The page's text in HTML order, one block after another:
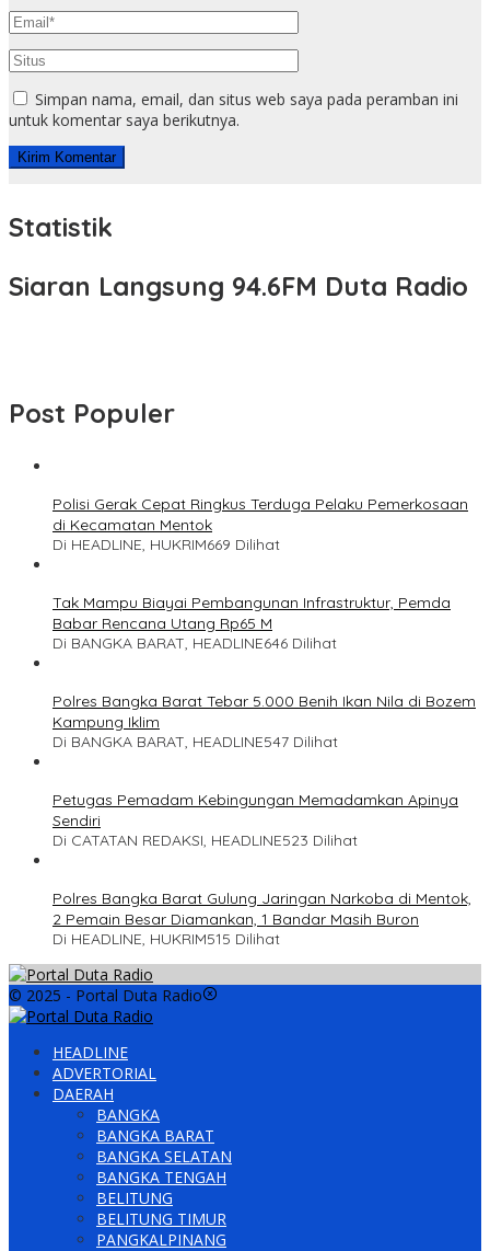
Simpan nama, email, dan situs web saya pada peramban ini
untuk komentar saya berikutnya.
Statistik
Siaran Langsung 94.6FM Duta Radio
Post Populer
Polisi Gerak Cepat Ringkus Terduga Pelaku Pemerkosaan
di Kecamatan Mentok
Di HEADLINE, HUKRIM669 Dilihat
Tak Mampu Biayai Pembangunan Infrastruktur, Pemda
Babar Rencana Utang Rp65 M
Di BANGKA BARAT, HEADLINE646 Dilihat
Polres Bangka Barat Tebar 5.000 Benih Ikan Nila di Bozem
Kampung Iklim
Di BANGKA BARAT, HEADLINE547 Dilihat
Petugas Pemadam Kebingungan Memadamkan Apinya
Sendiri
Di CATATAN REDAKSI, HEADLINE523 Dilihat
Polres Bangka Barat Gulung Jaringan Narkoba di Mentok,
2 Pemain Besar Diamankan, 1 Bandar Masih Buron
Di HEADLINE, HUKRIM515 Dilihat
© 2025 - Portal Duta Radio
HEADLINE
ADVERTORIAL
DAERAH
BANGKA
BANGKA BARAT
BANGKA SELATAN
BANGKA TENGAH
BELITUNG
BELITUNG TIMUR
PANGKALPINANG